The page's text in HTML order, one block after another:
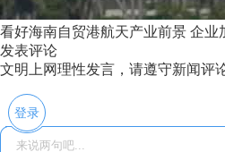
看好海南自贸港航天产业前景 企业
发表评论
文明上网理性发言，请遵守新闻评
登录